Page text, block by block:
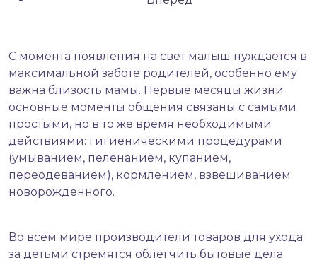
С момента появления на свет малыш нуждается в
максимальной заботе родителей, особенно ему
важна близость мамы. Первые месяцы жизни
основные моменты общения связаны с самыми
простыми, но в то же время необходимыми
действиями: гигиеническими процедурами
(умыванием, пеленанием, купанием,
переодеванием), кормлением, взвешиванием
новорожденного.
Во всем мире производители товаров для ухода
за детьми стремятся облегчить бытовые дела